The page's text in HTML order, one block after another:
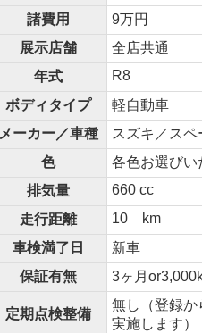
諸費用
9万円
展示店舗
全店共通
年式
R8
ボディタイプ
軽自動車
メーカー／車種
スズキ／スペ
色
各色お選びい
排気量
660 cc
走行距離
10 km
車検満了日
新車
保証有無
3ヶ月
定期点検整備
無し（登録か
実施します）